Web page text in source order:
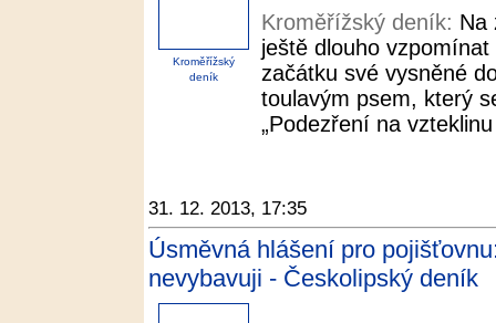
Kroměřížský
deník
Kroměřížský deník: Na
ještě dlouho
začátku své vysněné
toulavým psem, který
„Podezření na
31. 12. 2013, 17:35
Úsměvná hlášení pro
nevybavuji - Českolipský deník